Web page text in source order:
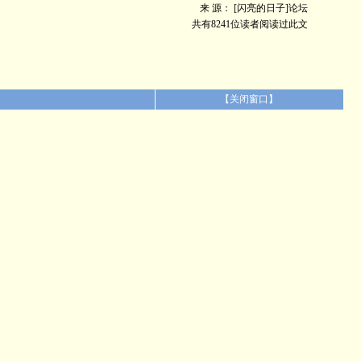
来 源： [闪亮的日子]论坛
共有8241位读者阅读过此文
【 关闭窗口 】